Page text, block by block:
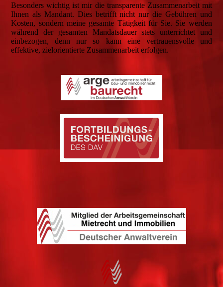
Besonders wichtig ist mir die transparente Zusammenarbeit mit
Ihnen als Mandant. Dies betrifft nicht nur die Gebühren und
Kosten, sondern meine gesamte Tätigkeit für Sie. Sie werden
während der gesamten Mandatsdauer stets unterrichtet und
einbezogen, denn nur so kann eine vertrauensvolle und
effektive, zielorientierte Zusammenarbeit erfolgen.